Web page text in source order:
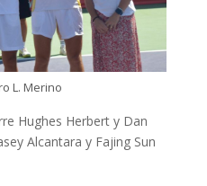
L. Merino
Hughes Herbert y Dan
Alcantara y Fajing Sun